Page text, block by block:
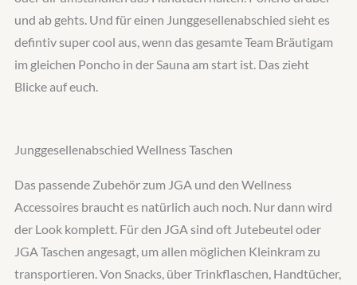
und ab gehts. Und für einen Junggesellenabschied sieht es
defintiv super cool aus, wenn das gesamte Team Bräutigam
im gleichen Poncho in der Sauna am start ist. Das zieht
Blicke auf euch.
Junggesellenabschied Wellness Taschen
Das passende Zubehör zum JGA und den Wellness
Accessoires braucht es natürlich auch noch. Nur dann wird
der Look komplett. Für den JGA sind oft Jutebeutel oder
JGA Taschen angesagt, um allen möglichen Kleinkram zu
transportieren. Von Snacks, über Trinkflaschen, Handtücher,